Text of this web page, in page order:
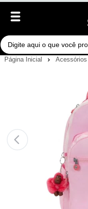
Página Inicial Acessórios